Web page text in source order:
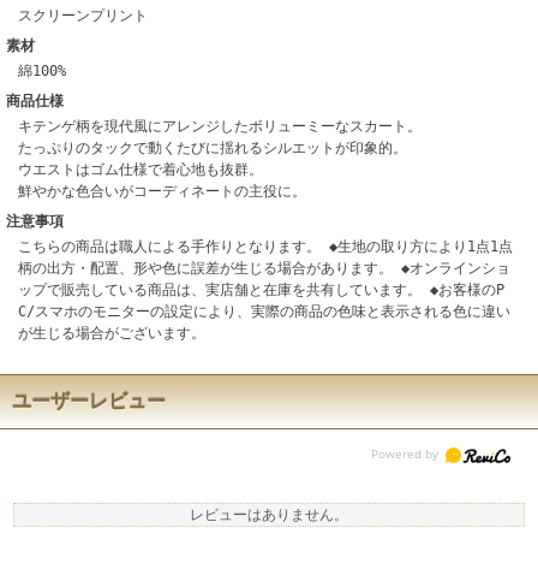
スクリーンプリント
素材
綿100%
商品仕様
キテンゲ柄を現代風にアレンジしたボリューミーなスカート。
たっぷりのタックで動くたびに揺れるシルエットが印象的。
ウエストはゴム仕様で着心地も抜群。
鮮やかな色合いがコーディネートの主役に。
注意事項
こちらの商品は職人による手作りとなります。 ◆生地の取り方により1点1点
柄の出方・配置、形や色に誤差が生じる場合があります。 ◆オンラインショ
ップで販売している商品は、実店舗と在庫を共有しています。 ◆お客様のP
C/スマホのモニターの設定により、実際の商品の色味と表示される色に違い
が生じる場合がございます。
ユーザーレビュー
レビューはありません。